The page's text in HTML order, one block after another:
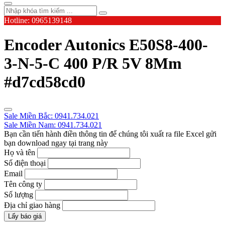
Hotline: 0965139148
Encoder Autonics E50S8-400-
3-N-5-C 400 P/R 5V 8Mm
#d7cd58cd0
Sale Miền Bắc: 0941.734.021
Sale Miền Nam: 0941.734.021
Bạn cần tiến hành điền thông tin để chúng tôi xuất ra file Excel gửi
bạn download ngay tại trang này
Họ và tên
Số điện thoại
Email
Tên công ty
Số lượng
Địa chỉ giao hàng